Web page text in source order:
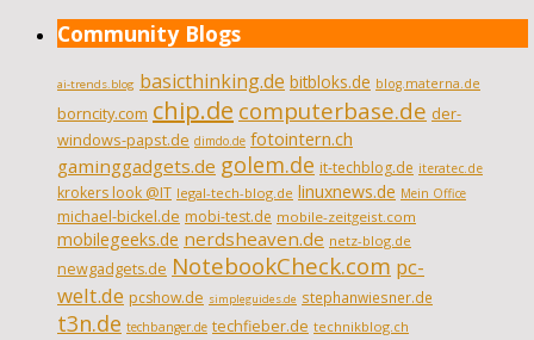
Community Blogs
ai-trends.blog basicthinking.de bitbloks.de blog.materna.de
borncity.com chip.de computerbase.de der-
windows-papst.de dimdo.de fotointern.ch
gaminggadgets.de golem.de it-techblog.de iteratec.de
krokers look @IT legal-tech-blog.de linuxnews.de Mein Office
michael-bickel.de mobi-test.de mobile-zeitgeist.com
mobilegeeks.de nerdsheaven.de netz-blog.de
newgadgets.de NotebookCheck.com pc-
welt.de pcshow.de simpleguides.de stephanwiesner.de
t3n.de techbanger.de techfieber.de technikblog.ch